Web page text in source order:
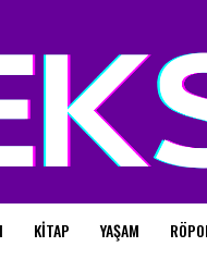
KITAP YAŞAM